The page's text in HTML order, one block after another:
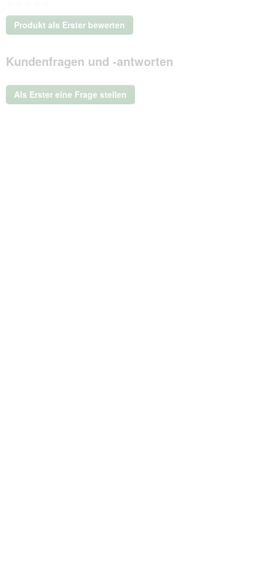
Kein
Beurteilungswert
Produkt als Erster bewerten
.
dieser
Aktion
ein
modales
Kundenfragen und -antworten
Als Erster eine Frage stellen